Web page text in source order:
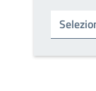
Tipo di